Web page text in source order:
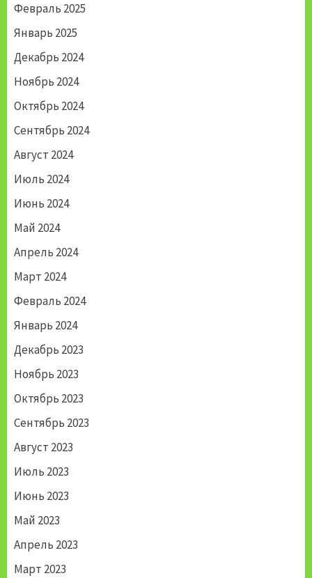
Февраль 2025
Январь 2025
Декабрь 2024
Ноябрь 2024
Октябрь 2024
Сентябрь 2024
Август 2024
Июль 2024
Июнь 2024
Май 2024
Апрель 2024
Март 2024
Февраль 2024
Январь 2024
Декабрь 2023
Ноябрь 2023
Октябрь 2023
Сентябрь 2023
Август 2023
Июль 2023
Июнь 2023
Май 2023
Апрель 2023
Март 2023